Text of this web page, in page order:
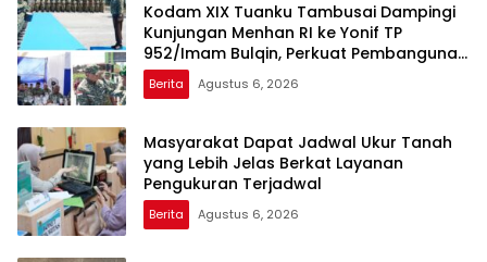
Kodam XIX Tuanku Tambusai Dampingi
Kunjungan Menhan RI ke Yonif TP
952/Imam Bulqin, Perkuat Pembangunan
Satuan
Berita Agustus 6, 2026
Masyarakat Dapat Jadwal Ukur Tanah
yang Lebih Jelas Berkat Layanan
Pengukuran Terjadwal
Berita Agustus 6, 2026